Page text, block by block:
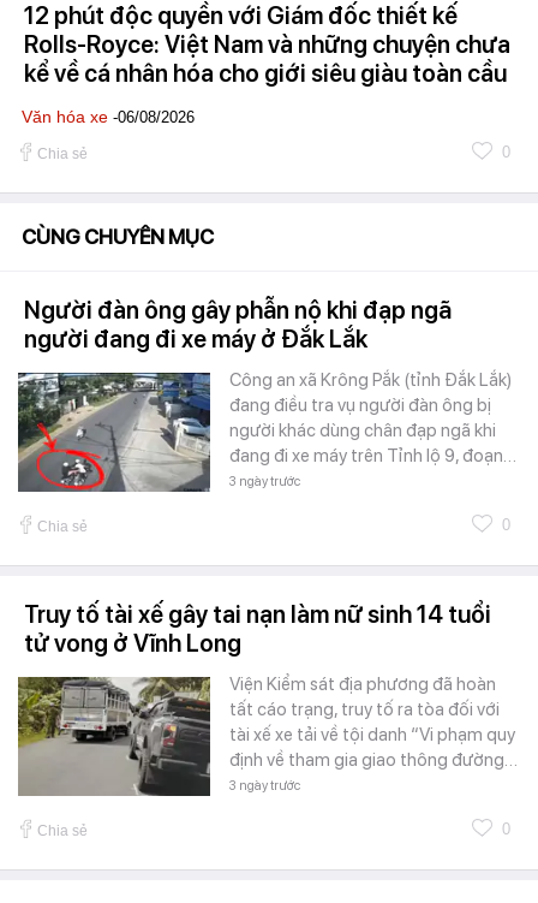
12 phút độc quyền với Giám đốc thiết kế
Rolls-Royce: Việt Nam và những chuyện chưa
kể về cá nhân hóa cho giới siêu giàu toàn cầu
Văn hóa xe -06/08/2026
Chia sẻ 0
CÙNG CHUYÊN MỤC
Người đàn ông gây phẫn nộ khi đạp ngã
người đang đi xe máy ở Đắk Lắk
Công an xã Krông Pắk (tỉnh Đắk Lắk)
đang điều tra vụ người đàn ông bị
người khác dùng chân đạp ngã khi
đang đi xe máy trên Tỉnh lộ 9, đoạn…
3 ngày trước
Chia sẻ 0
Truy tố tài xế gây tai nạn làm nữ sinh 14 tuổi
tử vong ở Vĩnh Long
Viện Kiểm sát địa phương đã hoàn
tất cáo trạng, truy tố ra tòa đối với
tài xế xe tải về tội danh “Vi phạm quy
định về tham gia giao thông đường…
3 ngày trước
Chia sẻ 0